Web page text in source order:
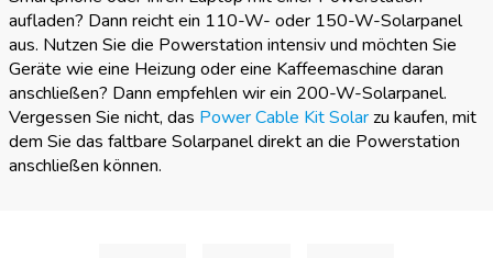
aufladen? Dann reicht ein 110-W- oder 150-W-Solarpanel
aus. Nutzen Sie die Powerstation intensiv und möchten Sie
Geräte wie eine Heizung oder eine Kaffeemaschine daran
anschließen? Dann empfehlen wir ein 200-W-Solarpanel.
Vergessen Sie nicht, das Power Cable Kit Solarzu kaufen, mit
dem Sie das faltbare Solarpanel direkt an die Powerstation
anschließen können.